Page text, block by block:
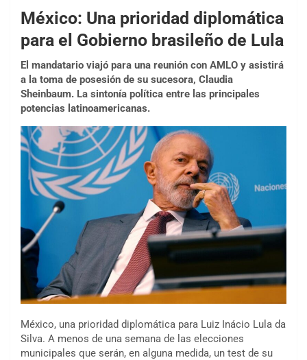
México: Una prioridad diplomática
para el Gobierno brasileño de Lula
El mandatario viajó para una reunión con AMLO y asistirá
a la toma de posesión de su sucesora, Claudia
Sheinbaum. La sintonía política entre las principales
potencias latinoamericanas.
México, una prioridad diplomática para Luiz Inácio Lula da
Silva. A menos de una semana de las elecciones
municipales que serán, en alguna medida, un test de su